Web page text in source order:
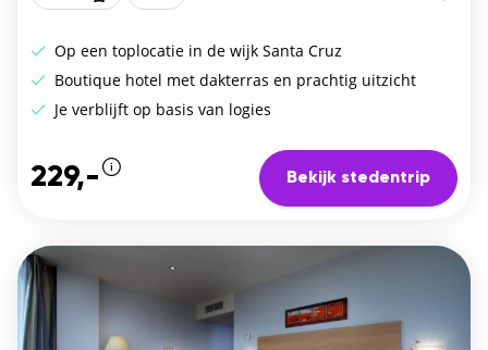
Op een toplocatie in de wijk Santa Cruz
Boutique hotel met dakterras en prachtig uitzicht
Je verblijft op basis van logies
229,- Bekijk stedentrip